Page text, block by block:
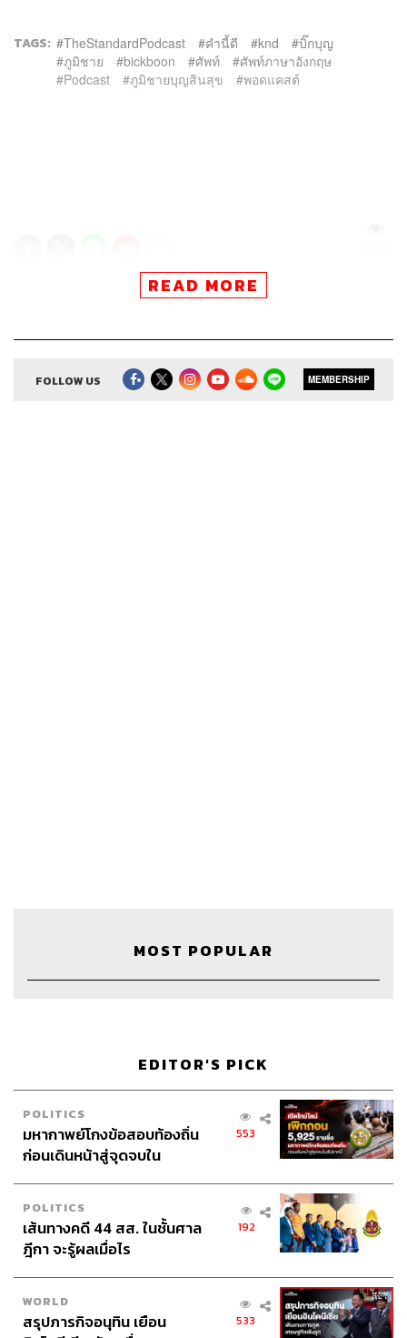
TAGS: TheStandardPodcast คำนี้ดี knd
บิ๊กบุญ
ภูมิชาย
bickboon ศัพท์
ศัพท์ภาษาอังกฤษ
Podcast
ภูมิชายบุญสินสุข พอดแคสต์
THE STANDARD PODCAST
READ MORE
FOLLOW US MEMBERSHIP
MOST POPULAR
EDITOR'S PICK
POLITICS
มหากาพย์โกงข้อสอบท้องถิ่น
ก่อนเดินหน้าสู่จุดจบใน
553
POLITICS
เส้นทางคดี 44 สส. ในชั้นศาล
ฎีกา จะรู้ผลเมื่อไร
192
WORLD
สรุปภารกิจอนุทิน เยือน
533